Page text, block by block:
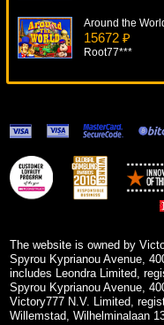
Around the
15672 ₽
Root77***
17747 ₽
Deni***
Win Wizard
The website is owned by
Spyrou Kyprianou Avenue,
includes Leondra Limited,
Spyrou Kyprianou Avenue,
Victory777 N.V. Limited,
Willemstad, Wilhelminalaan